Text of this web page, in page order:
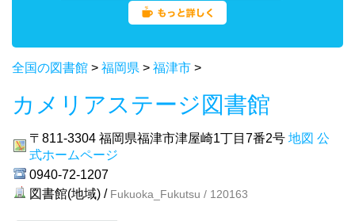
全国の図書館 > 福岡県 > 福津市 >
カメリアステージ図書館
〒811-3304 福岡県福津市津屋崎1丁目7番2号 地図 公
式ホームページ
0940-72-1207
図書館(地域) / Fukuoka_Fukutsu / 120163